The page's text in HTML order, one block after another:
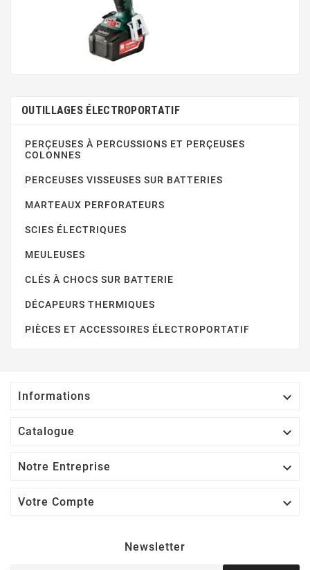
OUTILLAGES ÉLECTROPORTATIF
PERÇEUSES À PERCUSSIONS ET PERÇEUSES
COLONNES
PERCEUSES VISSEUSES SUR BATTERIES
MARTEAUX PERFORATEURS
SCIES ÉLECTRIQUES
MEULEUSES
CLÉS À CHOCS SUR BATTERIE
DÉCAPEURS THERMIQUES
PIÈCES ET ACCESSOIRES ÉLECTROPORTATIF
Informations 
Catalogue 
Notre Entreprise 
Votre Compte 
Newsletter